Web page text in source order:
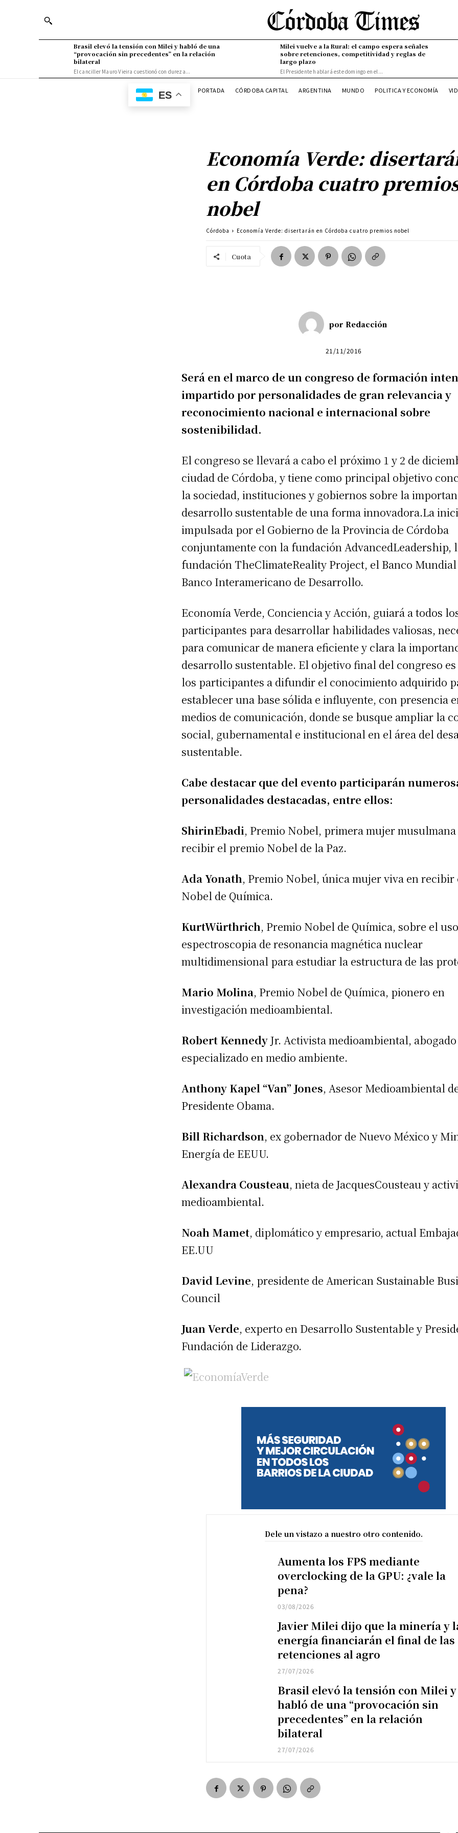
Brasil elevó la tensión con Milei y habló de una
“provocación sin precedentes” en la relación
bilateral
El canciller Mauro Vieira cuestionó con dureza...
Milei vuelve a la Rural: el campo espera señales
sobre retenciones, competitividad y reglas de
largo plazo
El Presidente hablará este domingo en el...
ES PORTADA CÓRDOBA CAPITAL ARGENTINA MUNDO POLITICA Y ECONOMÍA
Economía Verde:
en Córdoba cuatro
nobel
Córdoba Economía Verde: disertarán en Córdoba cuatro premios nobel
Cuota
por Redacción
21/11/2016
Será en el marco de un congreso de formación
impartido por personalidades de gran relevancia y
reconocimiento nacional e internacional sobre
sostenibilidad.
El congreso se llevará a cabo el próximo 1 y 2 de
ciudad de Córdoba, y tiene como principal objetivo
la sociedad, instituciones y gobiernos sobre la
desarrollo sustentable de una forma innovadora.La
impulsada por el Gobierno de la Provincia de Córdoba
conjuntamente con la fundación AdvancedLeadership,
fundación TheClimateReality Project, el Banco
Banco Interamericano de Desarrollo.
Economía Verde, Conciencia y Acción, guiará a todos
participantes para desarrollar habilidades valiosas,
para comunicar de manera eficiente y clara la
desarrollo sustentable. El objetivo final del congreso
los participantes a difundir el conocimiento adquirido
establecer una base sólida e influyente, con presencia
medios de comunicación, donde se busque ampliar la
social, gubernamental e institucional en el área del
sustentable.
Cabe destacar que del evento participarán
personalidades destacadas, entre ellos:
ShirinEbadi, Premio Nobel, primera mujer
recibir el premio Nobel de la Paz.
Ada Yonath, Premio Nobel, única mujer viva en recibir
Nobel de Química.
KurtWürthrich, Premio Nobel de Química, sobre el
espectroscopia de resonancia magnética nuclear
multidimensional para estudiar la estructura de las
Mario Molina, Premio Nobel de Química, pionero en
investigación medioambiental.
Robert KennedyJr. Activista medioambiental, abogado
especializado en medio ambiente.
Anthony Kapel “Van” Jones, Asesor Medioambiental
Presidente Obama.
Bill Richardson, ex gobernador de Nuevo México y
Energía de EEUU.
Alexandra Cousteau, nieta de JacquesCousteau y
medioambiental.
Noah Mamet, diplomático y empresario, actual
EE.UU
David Levine, presidente de American Sustainable
Council
Juan Verde, experto en Desarrollo Sustentable y
Fundación de Liderazgo.
Dele un vistazo a nuestro otro contenido.
Aumenta los FPS mediante
overclocking de la GPU: ¿vale la
pena?
03/08/2026
Javier Milei dijo que la minería y
energía financiarán el final de las
retenciones al agro
27/07/2026
Brasil elevó la tensión con Milei y
habló de una “provocación sin
precedentes” en la relación
bilateral
27/07/2026